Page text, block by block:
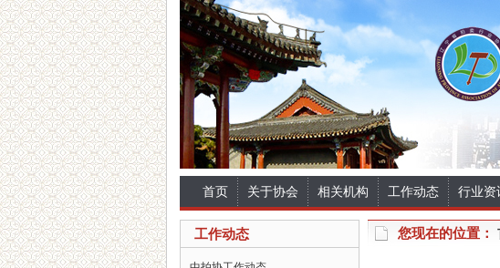
首页 关于协会 相关机构 工作动态 行业资
工作动态 您现在的位置：